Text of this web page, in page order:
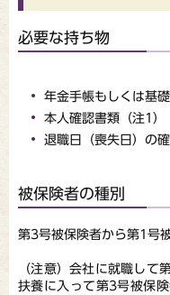
必要な持ち物
年金手帳もしくは基
本人確認書類（注1）
退職日（喪失日）の
被保険者の種別
第3号被保険者から第1号
（注意）会社に就職して
扶養に入って第3号被保